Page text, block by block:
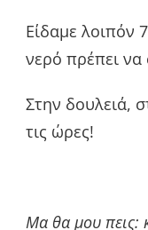
Είδαμε λοιπόν
νερό πρέπει
Στην δουλειά,
τις ώρες!
Μα θα μου πεις: